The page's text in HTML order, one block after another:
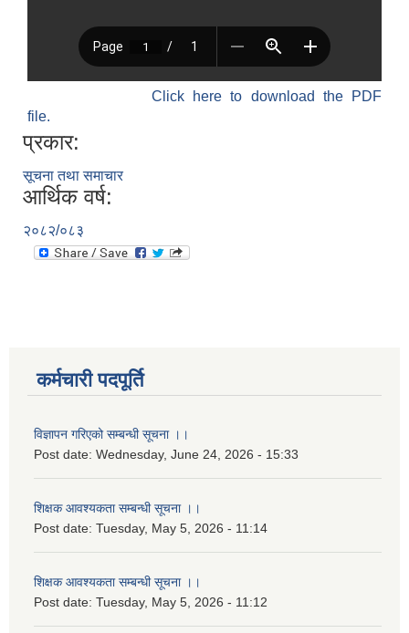
Click here to download the PDF
file.
प्रकार:
सूचना तथा समाचार
आर्थिक वर्ष:
२०८२/०८३
कर्मचारी पदपूर्ति
विज्ञापन गरिएको सम्बन्धी सूचना ।।
Post date: Wednesday, June 24, 2026 - 15:33
शिक्षक आवश्यकता सम्बन्धी सूचना ।।
Post date: Tuesday, May 5, 2026 - 11:14
शिक्षक आवश्यकता सम्बन्धी सूचना ।।
Post date: Tuesday, May 5, 2026 - 11:12